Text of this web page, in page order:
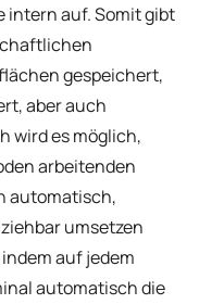
intern auf. Somit gibt
gespeichert,
aber auch
wird es möglich,
arbeitenden
automatisch,
umsetzen
auf jedem
automatisch die